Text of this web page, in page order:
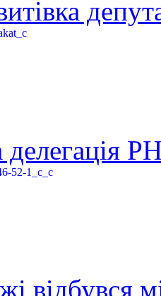
делегація
відбувся